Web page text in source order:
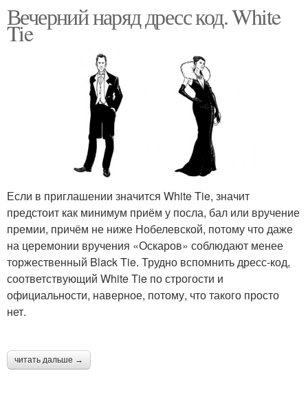
Вечерний наряд дресс код. White
Tie
Если в приглашении значится White Tie, значит
предстоит как минимум приём у посла, бал или вручение
премии, причём не ниже Нобелевской, потому что даже
на церемонии вручения «Оскаров» соблюдают менее
торжественный Black Tie. Трудно вспомнить дресс-код,
соответствующий White Tie по строгости и
официальности, наверное, потому, что такого просто
нет.
читать дальше →